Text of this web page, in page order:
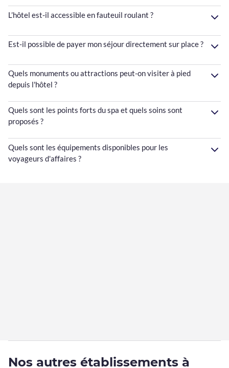
L’hôtel est-il accessible en fauteuil roulant ?
Est-il possible de payer mon séjour directement sur place ?
Quels monuments ou attractions peut-on visiter à pied
depuis l'hôtel ?
Quels sont les points forts du spa et quels soins sont
proposés ?
Quels sont les équipements disponibles pour les
voyageurs d'affaires ?
Nos autres établissements à